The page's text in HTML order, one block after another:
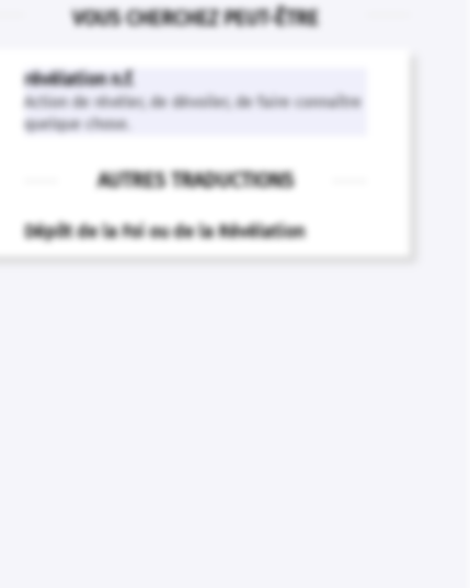
VOUS CHERCHEZ PEUT-ÊTRE
révélation n.f.
Action de révéler, de dévoiler, de faire connaître
quelque chose.
AUTRES TRADUCTIONS
Dépôt de la Foi ou de la Révélation